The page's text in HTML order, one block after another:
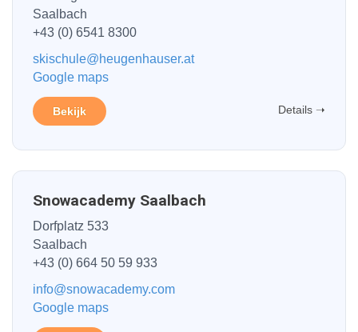
Saalbach
+43 (0) 6541 8300
skischule@heugenhauser.at
Google maps
Bekijk Details ➝
Snowacademy Saalbach
Dorfplatz 533
Saalbach
+43 (0) 664 50 59 933
info@snowacademy.com
Google maps